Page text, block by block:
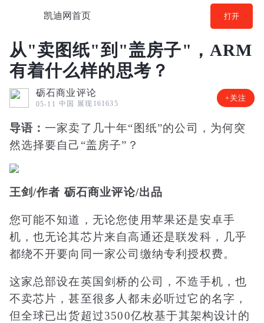
凯迪网首页 打开
从"卖图纸"到"盖房子"，ARM
有着什么样的思考？
砺石商业评论
05-11 中国 展现161635
+关注
导语：一家卖了几十年“图纸”的公司，为何突
然选择要自己“盖房子”？
王剑/作者 砺石商业评论/出品
您可能不知道，无论您使用苹果还是安卓手
机，也无论其芯片来自高通还是联发科，几乎
都绕不开要向同一家公司缴纳专利授权费。
这家总部设在英国剑桥的公司，不造手机，也
不卖芯片，甚至很多人都未必听过它的名字，
但全球已出货超过3500亿枚基于其架构设计的